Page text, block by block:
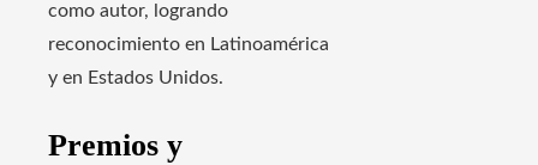
como autor, logrando
reconocimiento en Latinoamérica
y en Estados Unidos.
Premios y